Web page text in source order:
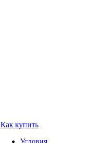
Как купить
Условия